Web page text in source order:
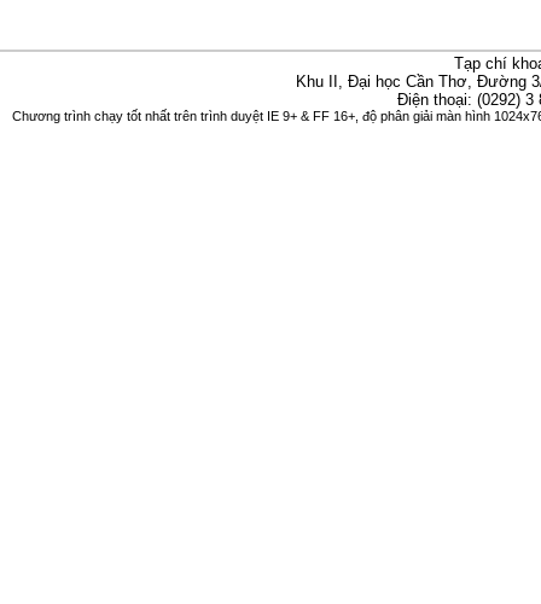
Tạp chí
Khu II, Đại học Cần Thơ, Đường
Điện thoại: (0292)
Chương trình chạy tốt nhất trên trình duyệt IE 9+ & FF 16+, độ phân giải màn hình